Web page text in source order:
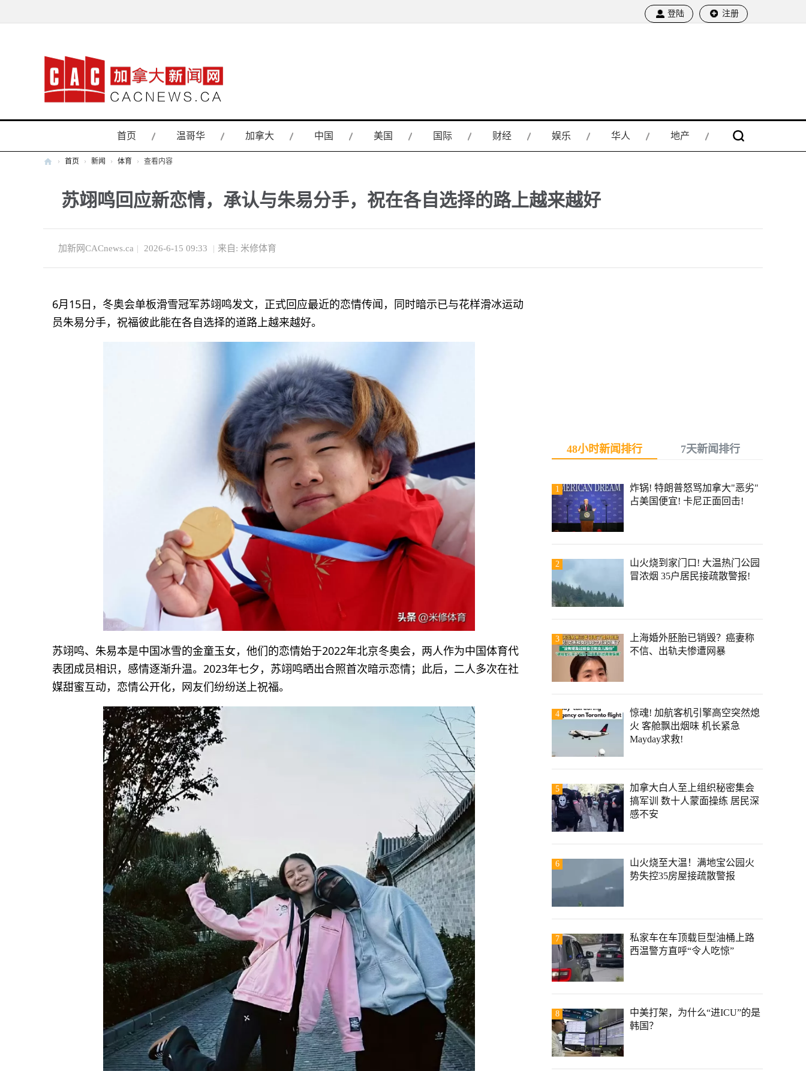
登陆 注册
首页 温哥华 加拿大 中国 美国 国际 财经 娱乐 华人 地产
新
网
› 首页 › 新闻 › 体育 › 查看内容
苏翊鸣回应新恋情，承认与朱易分手，祝在各自选择的路上越来越好
加新网CACnews.ca | 2026-6-15 09:33 | 来自: 米修体育
6月15日，冬奥会单板滑雪冠军苏翊鸣发文，正式回应最近的恋情传闻，同时暗示已与花样滑冰运动
员朱易分手，祝福彼此能在各自选择的道路上越来越好。
苏翊鸣、朱易本是中国冰雪的金童玉女，他们的恋情始于2022年北京冬奥会，两人作为中国体育代
表团成员相识，感情逐渐升温。2023年七夕，苏翊鸣晒出合照首次暗示恋情；此后，二人多次在社
媒甜蜜互动，恋情公开化，网友们纷纷送上祝福。
48小时新闻排行 7天新闻排行
1
炸锅! 特朗普怒骂加拿大"恶劣"
占美国便宜! 卡尼正面回击!
2
山火烧到家门口! 大温热门公园
冒浓烟 35户居民接疏散警报!
3
上海婚外胚胎已销毁？癌妻称
不信、出轨夫惨遭网暴
4
惊魂! 加航客机引擎高空突然熄
火 客舱飘出烟味 机长紧急
Mayday求救!
5
加拿大白人至上组织秘密集会
搞军训 数十人蒙面操练 居民深
感不安
6
山火烧至大温！满地宝公园火
势失控35房屋接疏散警报
7
私家车在车顶载巨型油桶上路
西温警方直呼“令人吃惊”
8
中美打架，为什么“进ICU”的是
韩国？